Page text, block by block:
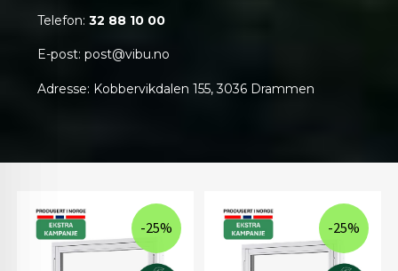
Telefon: 32 88 10 00
E-post: post@vibu.no
Adresse: Kobbervikdalen 155, 3036 Drammen
-25% -25%